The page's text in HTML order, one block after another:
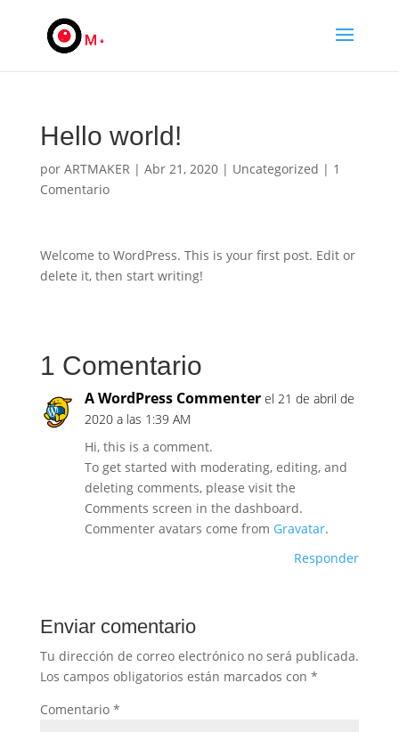
Hello world!
por ARTMAKER | Abr 21, 2020| Uncategorized | 1
Comentario
Welcome to WordPress. This is your first post. Edit or
delete it, then start writing!
1 Comentario
A WordPress Commenter el 21 de abril de
2020 a las 1:39 AM
Hi, this is a comment.
To get started with moderating, editing, and
deleting comments, please visit the
Comments screen in the dashboard.
Commenter avatars come from Gravatar.
Responder
Enviar comentario
Tu dirección de correo electrónico no será publicada.
Los campos obligatorios están marcados con *
Comentario *